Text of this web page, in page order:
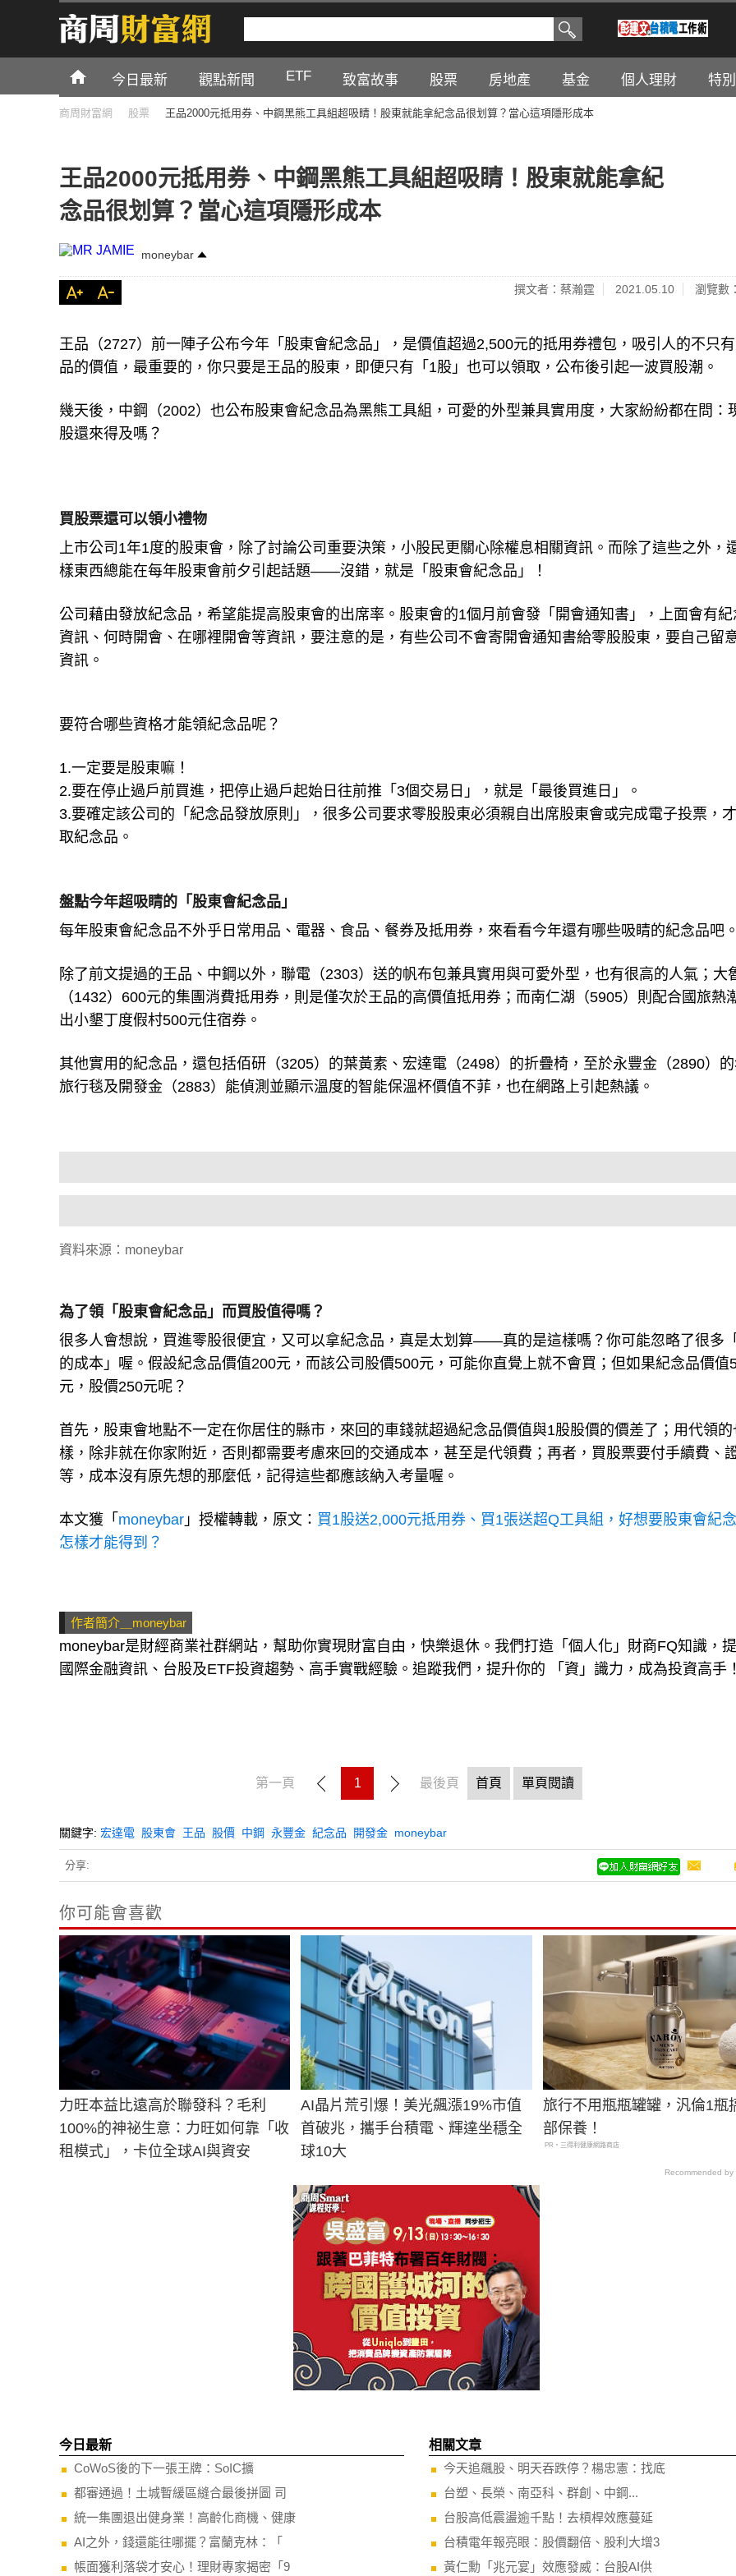
今日最新 觀點新聞 ETF 致富故事 股票 房地產 基金 個人理財 特
商周財富網 股票 王品2000元抵用券、中鋼黑熊工具組超吸睛！股東就能拿紀念品很划算？當心這項隱形成本
王品2000元抵用券、中鋼黑熊工具組超吸睛！股東就能拿紀
念品很划算？當心這項隱形成本
moneybar
撰文者：蔡瀚霆 2021.05.10 瀏覽數
王品（2727）前一陣子公布今年「股東會紀念品」，是價值超過2,500元的抵用券禮包，吸引人的不只
品的價值，最重要的，你只要是王品的股東，即便只有「1股」也可以領取，公布後引起一波買股潮。
幾天後，中鋼（2002）也公布股東會紀念品為黑熊工具組，可愛的外型兼具實用度，大家紛紛都在問：
股還來得及嗎？
買股票還可以領小禮物
上市公司1年1度的股東會，除了討論公司重要決策，小股民更關心除權息相關資訊。而除了這些之外，
樣東西總能在每年股東會前夕引起話題——沒錯，就是「股東會紀念品」！
公司藉由發放紀念品，希望能提高股東會的出席率。股東會的1個月前會發「開會通知書」，上面會有紀
資訊、何時開會、在哪裡開會等資訊，要注意的是，有些公司不會寄開會通知書給零股股東，要自己留
資訊。
要符合哪些資格才能領紀念品呢？
1.一定要是股東嘛！
2.要在停止過戶前買進，把停止過戶起始日往前推「3個交易日」，就是「最後買進日」。
3.要確定該公司的「紀念品發放原則」，很多公司要求零股股東必須親自出席股東會或完成電子投票，
取紀念品。
盤點今年超吸睛的「股東會紀念品」
每年股東會紀念品不外乎日常用品、電器、食品、餐券及抵用券，來看看今年還有哪些吸睛的紀念品吧。
除了前文提過的王品、中鋼以外，聯電（2303）送的帆布包兼具實用與可愛外型，也有很高的人氣；大
（1432）600元的集團消費抵用券，則是僅次於王品的高價值抵用券；而南仁湖（5905）則配合國旅熱
出小墾丁度假村500元住宿券。
其他實用的紀念品，還包括佰研（3205）的葉黃素、宏達電（2498）的折疊椅，至於永豐金（2890）
旅行毯及開發金（2883）能偵測並顯示溫度的智能保溫杯價值不菲，也在網路上引起熱議。
資料來源：moneybar
為了領「股東會紀念品」而買股值得嗎？
很多人會想說，買進零股很便宜，又可以拿紀念品，真是太划算——真的是這樣嗎？你可能忽略了很多
的成本」喔。假設紀念品價值200元，而該公司股價500元，可能你直覺上就不會買；但如果紀念品價值
元，股價250元呢？
首先，股東會地點不一定在你居住的縣市，來回的車錢就超過紀念品價值與1股股價的價差了；用代領的
樣，除非就在你家附近，否則都需要考慮來回的交通成本，甚至是代領費；再者，買股票要付手續費、
等，成本沒有原先想的那麼低，記得這些都應該納入考量喔。
本文獲「 moneybar 」授權轉載，原文： 買1股送2,000元抵用券、買1張送超Q工具組，好想要股東會紀念
怎樣才能得到？
作者簡介＿moneybar
moneybar是財經商業社群網站，幫助你實現財富自由，快樂退休。我們打造「個人化」財商FQ知識，提
國際金融資訊、台股及ETF投資趨勢、高手實戰經驗。追蹤我們，提升你的 「資」識力，成為投資高手！
第一頁 1 最後頁 首頁 單頁閱讀
關鍵字: 宏達電 股東會 王品 股價 中鋼 永豐金 紀念品 開發金 moneybar
分享:
你可能會喜歡
力旺本益比遠高於聯發科？毛利
100%的神祕生意：力旺如何靠「收
租模式」，卡位全球AI與資安
AI晶片荒引爆！美光飆漲19%市值
首破兆，攜手台積電、輝達坐穩全
球10大
旅行不用瓶瓶罐罐，汎倫1瓶
部保養！
PR・三得利健康網路商店
Recommended by
今日最新
CoWoS後的下一張王牌：SoIC擴
都審通過！土城暫緩區縫合最後拼圖 司
統一集團退出健身業！高齡化商機、健康
AI之外，錢還能往哪擺？富蘭克林：「
帳面獲利落袋才安心！理財專家揭密「9
相關文章
今天追飆股、明天吞跌停？楊忠憲：找底
台塑、長榮、南亞科、群創、中鋼...
台股高低震盪逾千點！去槓桿效應蔓延
台積電年報亮眼：股價翻倍、股利大增3
黃仁勳「兆元宴」效應發威：台股AI供